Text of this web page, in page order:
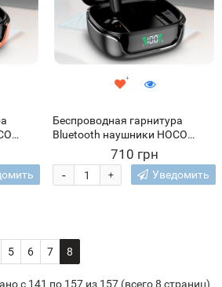
Беспроводная гарнитура
Bluetooth наушники HOCO
EW18 True Черные
710 грн
+
- Уведомить
5 6 7 8
с 141 по 157 из 157 (всего 8 страниц)